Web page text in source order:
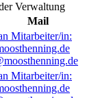
Verwaltung
Mail